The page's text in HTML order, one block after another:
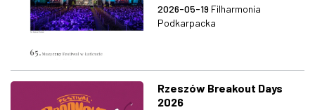
2026-05-19 Filharmonia
Podkarpacka
Rzeszów Breakout Days
2026